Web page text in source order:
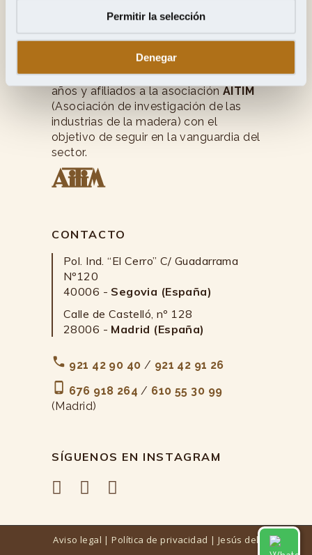
Permitir la selección
Denegar
Jesús del Ser y Cía, S.A.
, artesanos y
fabricantes madereros con más de 45
años y afiliados a la asociaciónAITIM
(Asociación de investigación de las
industrias de la madera) con el
objetivo de seguir en la vanguardia del
sector.
CONTACTO
Pol. Ind. “El Cerro” C/ Guadarrama
Nº120
40006 - Segovia (España)
Calle de Castelló, nº 128
28006 - Madrid (España)
921 42 90 40 / 921 42 91 26
676 918 264 / 610 55 30 99
(Madrid)
SÍGUENOS EN INSTAGRAM
Aviso legal |Política de privacidad | Jesús del
Contáctanos por Whatsapp